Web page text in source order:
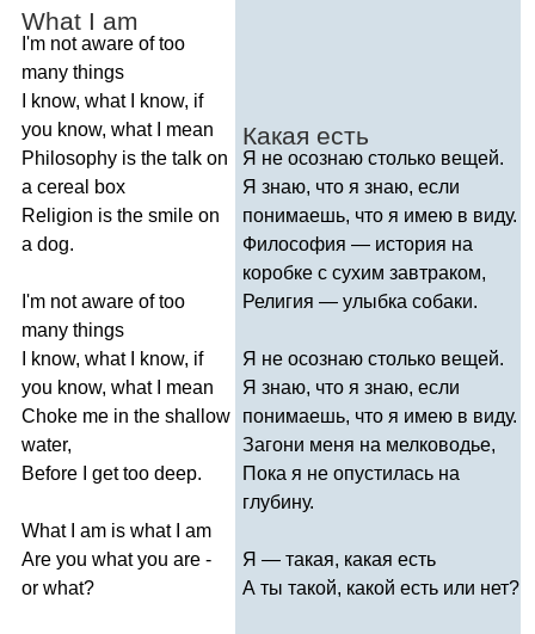
What I am
I'm not aware of too
many things
know, what know, if
you know, what
mean
Philosophy is the talk on
a cereal
box
Religion is the smile on
a dog.
I'm not aware of too
many things
know, what know, if
you know, what
mean
Choke me in the shallow
water,
Before
get too deep.
What am is what
am
Are you what you are -
or what?
Какая есть
Я не осознаю столько вещей.
Я знаю, что я знаю, если
понимаешь, что я имею в виду.
Философия — история на
коробке с сухим завтраком,
Религия — улыбка собаки.
Я не осознаю столько вещей.
Я знаю, что я знаю, если
понимаешь, что я имею в виду.
Загони меня на мелководье,
Пока я не опустилась на
глубину.
Я — такая, какая есть
А ты такой, какой есть или нет?